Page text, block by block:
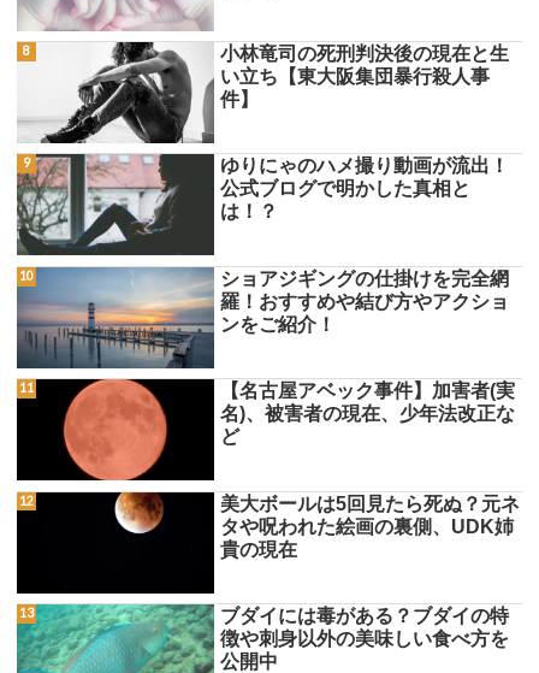
小林竜司の死刑判決後の現在と生
い立ち【東大阪集団暴行殺人事
件】
ゆりにゃのハメ撮り動画が流出！
公式ブログで明かした真相と
は！？
ショアジギングの仕掛けを完全網
羅！おすすめや結び方やアクショ
ンをご紹介！
【名古屋アベック事件】加害者(実
名)、被害者の現在、少年法改正な
ど
美大ボールは5回見たら死ぬ？元ネ
タや呪われた絵画の裏側、UDK姉
貴の現在
ブダイには毒がある？ブダイの特
徴や刺身以外の美味しい食べ方を
公開中